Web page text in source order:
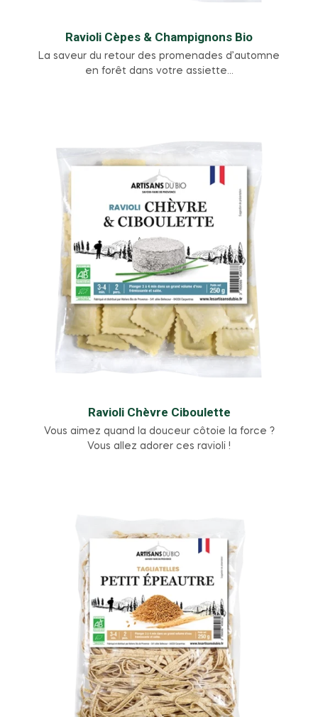
Ravioli Cèpes & Champignons Bio
La saveur du retour des promenades d’automne
en forêt dans votre assiette…
Ravioli Chèvre Ciboulette
Vous aimez quand la douceur côtoie la force ?
Vous allez adorer ces ravioli !